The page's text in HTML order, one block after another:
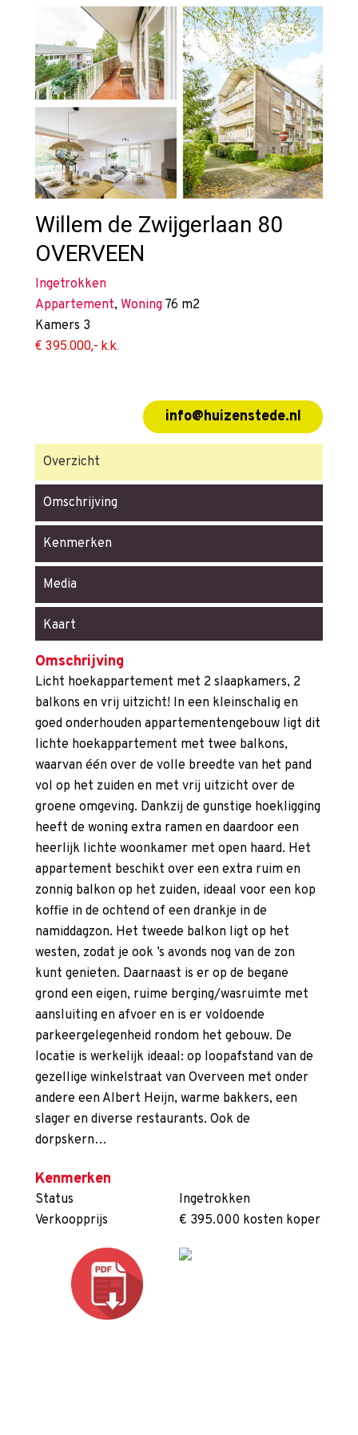
Willem de Zwijgerlaan 80
OVERVEEN
Ingetrokken
Appartement, Woning 76 m2
Kamers 3
€ 395.000,- k.k.
info@huizenstede.nl
Overzicht
Omschrijving
Kenmerken
Media
Kaart
Omschrijving
Licht hoekappartement met 2 slaapkamers, 2
balkons en vrij uitzicht! In een kleinschalig en
goed onderhouden appartementengebouw ligt dit
lichte hoekappartement met twee balkons,
waarvan één over de volle breedte van het pand
vol op het zuiden en met vrij uitzicht over de
groene omgeving. Dankzij de gunstige hoekligging
heeft de woning extra ramen en daardoor een
heerlijk lichte woonkamer met open haard. Het
appartement beschikt over een extra ruim en
zonnig balkon op het zuiden, ideaal voor een kop
koffie in de ochtend of een drankje in de
namiddagzon. Het tweede balkon ligt op het
westen, zodat je ook ’s avonds nog van de zon
kunt genieten. Daarnaast is er op de begane
grond een eigen, ruime berging/wasruimte met
aansluiting en afvoer en is er voldoende
parkeergelegenheid rondom het gebouw. De
locatie is werkelijk ideaal: op loopafstand van de
gezellige winkelstraat van Overveen met onder
andere een Albert Heijn, warme bakkers, een
slager en diverse restaurants. Ook de
dorpskern…
Kenmerken
Status
Ingetrokken
Verkoopprijs
€ 395.000 kosten koper